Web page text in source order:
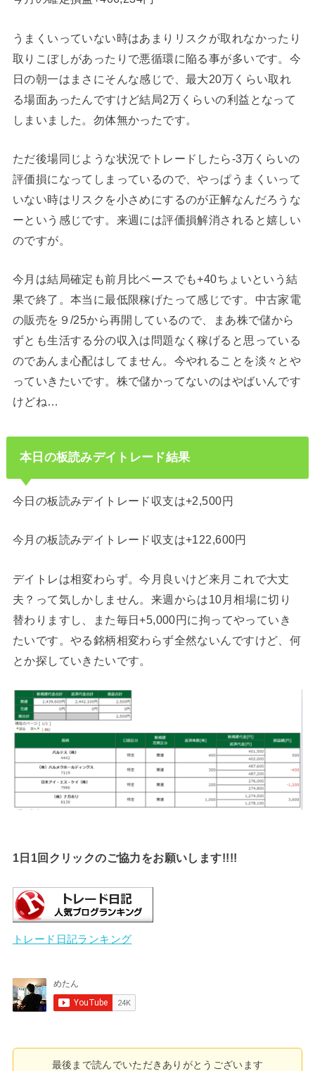
うまくいっていない時はあまりリスクが取れなかったり
取りこぼしがあったりで悪循環に陥る事が多いです。今
日の朝一はまさにそんな感じで、最大20万くらい取れ
る場面あったんですけど結局2万くらいの利益となって
しまいました。勿体無かったです。
ただ後場同じような状況でトレードしたら-3万くらいの
評価損になってしまっているので、やっぱうまくいって
いない時はリスクを小さめにするのが正解なんだろうな
ーという感じです。来週には評価損解消されると嬉しい
のですが。
今月は結局確定も前月比ベースでも+40ちょいという結
果で終了。本当に最低限稼げたって感じです。中古家電
の販売を９/25から再開しているので、まあ株で儲から
ずとも生活する分の収入は問題なく稼げると思っている
のであんま心配はしてません。今やれることを淡々とや
っていきたいです。株で儲かってないのはやばいんです
けどね…
本日の板読みデイトレード結果
今日の板読みデイトレード収支は+2,500円
今月の板読みデイトレード収支は+122,600円
デイトレは相変わらず。今月良いけど来月これで大丈
夫？って気しかしません。来週からは10月相場に切り
替わりますし、また毎日+5,000円に拘ってやっていき
たいです。やる銘柄相変わらず全然ないんですけど、何
とか探していきたいです。
1日1回クリックのご協力をお願いします!!!!
トレード日記ランキング
最後まで読んでいただきありがとうございます